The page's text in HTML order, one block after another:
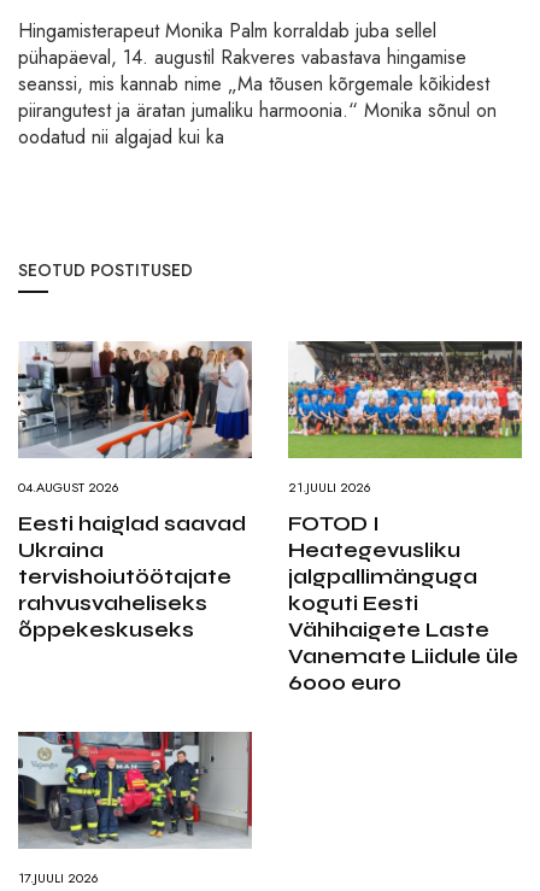
Hingamisterapeut Monika Palm korraldab juba sellel
pühapäeval, 14. augustil Rakveres vabastava hingamise
seanssi, mis kannab nime „Ma tõusen kõrgemale kõikidest
piirangutest ja äratan jumaliku harmoonia.“ Monika sõnul on
oodatud nii algajad kui ka
SEOTUD POSTITUSED
04.AUGUST 2026
Eesti haiglad saavad
Ukraina
tervishoiutöötajate
rahvusvaheliseks
õppekeskuseks
21.JUULI 2026
FOTOD I
Heategevusliku
jalgpallimänguga
koguti Eesti
Vähihaigete Laste
Vanemate Liidule üle
6000 euro
17.JUULI 2026